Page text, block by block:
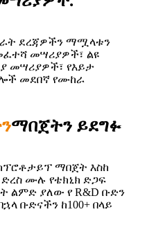
ደረጃዎችን ማሟላቱን
መሣሪያዎች፣ ልዩ
መሣሪያዎች፣ የእይታ
መደበኛ የሙከራ
ማበጀትን ይደግፉ
ማበጀት እስከ
ሙሉ የቴክኒክ ድጋፍ
ልምድ ያለው የ R&D ቡድን
ቡድናችን ከ100+ በላይ